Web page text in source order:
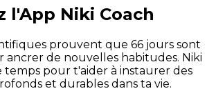
l'App Niki Coach
prouvent que 66 jours sont
ancrer de nouvelles habitudes. Niki
temps pour t'aider à instaurer des
et durables dans ta vie.